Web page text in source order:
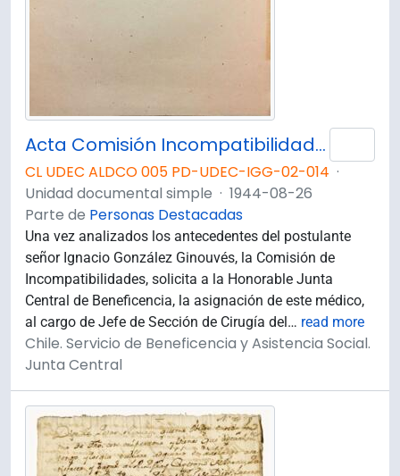
Acta Comisión Incompatibilidades Concurso Médico de Hospital Cirujano, con asignación de Jefe de Sección, Hospital de Concepción.
CL UDEC ALDCO 005 PD-UDEC-IGG-02-014 ·
Unidad documental simple · 1944-08-26
Parte de Personas Destacadas
Una vez analizados los antecedentes del postulante
señor Ignacio González Ginouvés, la Comisión de
Incompatibilidades, solicita a la Honorable Junta
Central de Beneficencia, la asignación de este médico,
al cargo de Jefe de Sección de Cirugía del… read more
Chile. Servicio de Beneficencia y Asistencia Social.
Junta Central